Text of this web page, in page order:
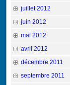
juillet 2012
juin 2012
mai 2012
avril 2012
décembre 2011
septembre 2011